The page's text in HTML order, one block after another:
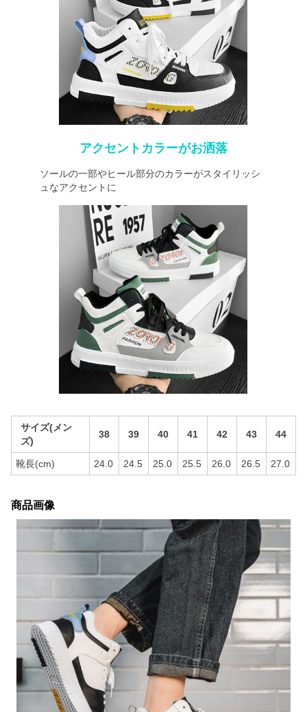
アクセントカラーがお洒落
ソールの一部やヒール部分のカラーがスタイリッシ
ュなアクセントに
サイズ(メン
ズ)
38 39 40 41 42 43 44
靴長(cm) 24.0 24.5 25.0 25.5 26.0 26.5 27.0
商品画像